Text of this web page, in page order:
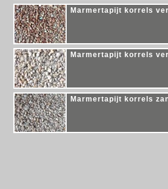
Marmertapijt korrels
Marmertapijt korrels
Marmertapijt korrels